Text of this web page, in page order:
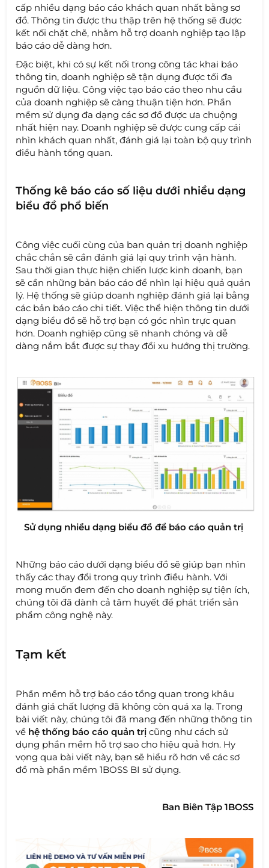
cấp nhiều dạng báo cáo khách quan nhất bằng sơ
đồ. Thông tin được thu thập trên hệ thống sẽ được
kết nối chặt chẽ, nhằm hỗ trợ doanh nghiệp tạo lập
báo cáo dễ dàng hơn.
Đặc biệt, khi có sự kết nối trong công tác khai báo
thông tin, doanh nghiệp sẽ tận dụng được tối đa
nguồn dữ liệu. Công việc tạo báo cáo theo nhu cầu
của doanh nghiệp sẽ càng thuận tiện hơn. Phần
mềm sử dụng đa dạng các sơ đồ được ưa chuộng
nhất hiện nay. Doanh nghiệp sẽ được cung cấp cái
nhìn khách quan nhất, đánh giá lại toàn bộ quy trình
điều hành tổng quan.
Thống kê báo cáo số liệu dưới nhiều dạng
biểu đồ phổ biến
Công việc cuối cùng của ban quản trị doanh nghiệp
chắc chắn sẽ cần đánh giá lại quy trình vận hành.
Sau thời gian thực hiện chiến lược kinh doanh, bạn
sẽ cần những bản báo cáo để nhìn lại hiệu quả quản
lý. Hệ thống sẽ giúp doanh nghiệp đánh giá lại bằng
các bản báo cáo chi tiết. Việc thể hiện thông tin dưới
dạng biểu đồ sẽ hỗ trợ bạn có góc nhìn trực quan
hơn. Doanh nghiệp cũng sẽ nhanh chóng và dễ
dàng nắm bắt được sự thay đổi xu hướng thị trường.
Sử dụng nhiều dạng biểu đồ để báo cáo quản trị
Những báo cáo dưới dạng biểu đồ sẽ giúp bạn nhìn
thấy các thay đổi trong quy trình điều hành. Với
mong muốn đem đến cho doanh nghiệp sự tiện ích,
chúng tôi đã dành cả tâm huyết để phát triển sản
phẩm công nghệ này.
Tạm kết
Phần mềm hỗ trợ báo cáo tổng quan trong khâu
đánh giá chất lượng đã không còn quá xa lạ. Trong
bài viết này, chúng tôi đã mang đến những thông tin
về hệ thống báo cáo quản trị cũng như cách sử
dụng phần mềm hỗ trợ sao cho hiệu quả hơn. Hy
vọng qua bài viết này, bạn sẽ hiểu rõ hơn về các sơ
đồ mà phần mềm 1BOSS BI sử dụng.
Ban Biên Tập 1BOSS